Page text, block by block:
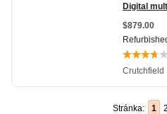
Stránka: 1 2